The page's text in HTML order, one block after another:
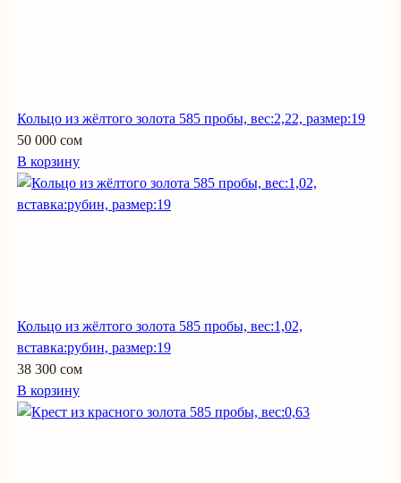
Кольцо из жёлтого золота 585 пробы, вес:2,22, размер:19
50 000 сом
В корзину
Кольцо из жёлтого золота 585 пробы, вес:1,02,
вставка:рубин, размер:19
38 300 сом
В корзину